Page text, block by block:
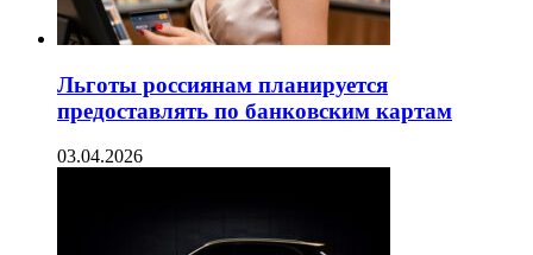
Льготы россиянам планируется
предоставлять по банковским картам
03.04.2026